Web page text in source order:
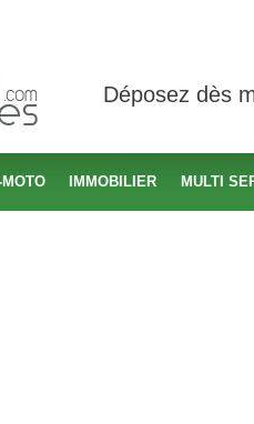
Déposez dès
IMMOBILIER MULTI